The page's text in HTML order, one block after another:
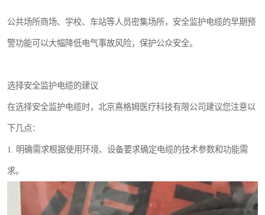
公共场所商场、学校、车站等人员密集场所，安全监护电缆的早期预
警功能可以大幅降低电气事故风险，保护公众安全。
选择安全监护电缆的建议
在选择安全监护电缆时，北京熹格姆医疗科技有限公司建议您注意以
下几点：
1. 明确需求根据使用环境、设备要求确定电缆的技术参数和功能需
求。